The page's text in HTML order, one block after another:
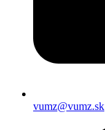
vumz@vumz.sk